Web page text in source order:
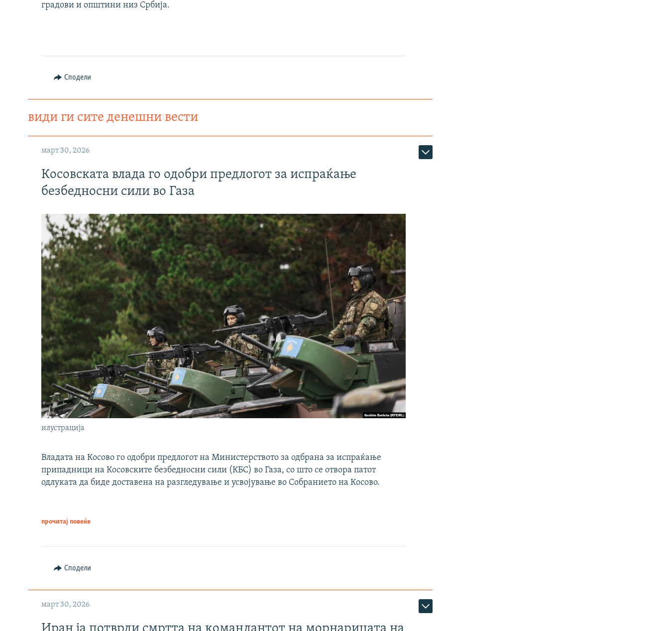
градови и општини низ Србија.
Сподели
види ги сите денешни вести
март 30, 2026
Косовската влада го одобри предлогот за испраќање
безбедносни сили во Газа
илустрација
Владата на Косово го одобри предлогот на Министерството за одбрана за испраќање
припадници на Косовските безбедносни сили (КБС) во Газа, со што се отвора патот
одлуката да биде доставена на разгледување и усвојување во Собранието на Косово.
прочитај повеќе
Сподели
март 30, 2026